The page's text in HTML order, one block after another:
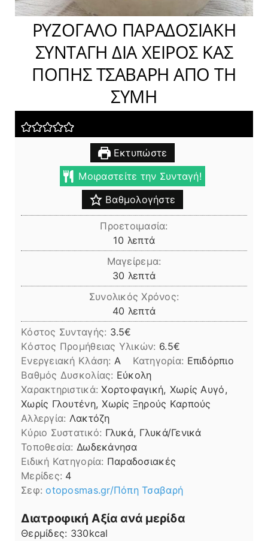
ΡΥΖΟΓΑΛΟ ΠΑΡΑΔΟΣΙΑΚΗ
ΣΥΝΤΑΓΗ ΔΙΑ ΧΕΙΡΟΣ ΚΑΣ
ΠΟΠΗΣ ΤΣΑΒΑΡΗ ΑΠΟ ΤΗ
ΣΥΜΗ
Εκτυπώστε
Μοιραστείτε την Συνταγή!
Βαθμολογήστε
Προετοιμασία:
10 λεπτά
λεπτά
Μαγείρεμα:
30 λεπτά
λεπτά
Συνολικός Χρόνος:
40 λεπτά
λεπτά
Κόστος Συνταγής: 3.5€
Kόστος Προμήθειας Υλικών: 6.5
Ενεργειακή Κλάση: A Κατηγορία: Επιδόρπιο
Βαθμός Δυσκολίας: Εύκολη
Χαρακτηριστικά:Χορτοφαγική, Χωρίς Αυγό,
Χωρίς Γλουτένη, Χωρίς Ξηρούς Καρπούς
Αλλεργία: Λακτόζη
Kύριο Συστατικό: Γλυκά, Γλυκά/Γενικά
Τοποθεσία: Δωδεκάνησα
Ειδική Κατηγορία: Παραδοσιακές
Μερίδες: 4
Σεφ:otoposmas.gr/Πόπη Τσαβαρή
Διατροφική Αξία ανά μερίδα
Θερμίδες: 330kcal